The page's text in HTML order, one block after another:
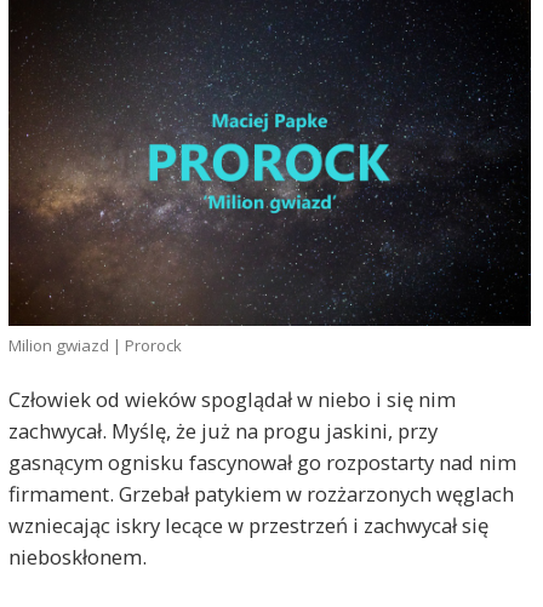
Milion gwiazd | Prorock
Człowiek od wieków spoglądał w niebo i się nim
zachwycał. Myślę, że już na progu jaskini, przy
gasnącym ognisku fascynował go rozpostarty nad nim
firmament. Grzebał patykiem w rozżarzonych węglach
wzniecając iskry lecące w przestrzeń i zachwycał się
nieboskłonem.